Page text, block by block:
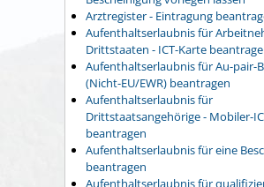
Arztregister - Eintragung
Aufenthaltserlaubnis für
Drittstaaten - ICT-Karte
Aufenthaltserlaubnis für Au-pair-
(Nicht-EU/EWR) beantragen
Aufenthaltserlaubnis für
Drittstaatsangehörige - Mobiler-
beantragen
Aufenthaltserlaubnis für eine
beantragen
Aufenthaltserlaubnis für